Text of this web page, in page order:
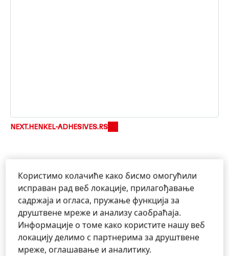
NEXT.HENKEL-ADHESIVES.RS
Informacije i usluge
Користимо колачиће како бисмо омогућили
исправан рад веб локације, прилагођавање
садржаја и огласа, пружање функција за
друштвене мреже и анализу саобраћаја.
Информације о томе како користите нашу веб
локацију делимо с партнерима за друштвене
мреже, оглашавање и аналитику.